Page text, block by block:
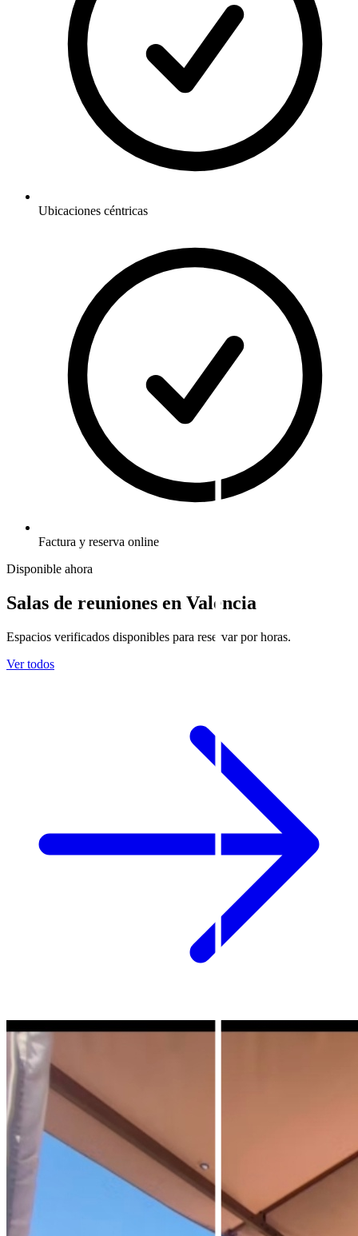
Ubicaciones céntricas
Factura y reserva online
Disponible ahora
Salas de reuniones en Valencia
Espacios verificados disponibles para reservar por horas.
Ver todos